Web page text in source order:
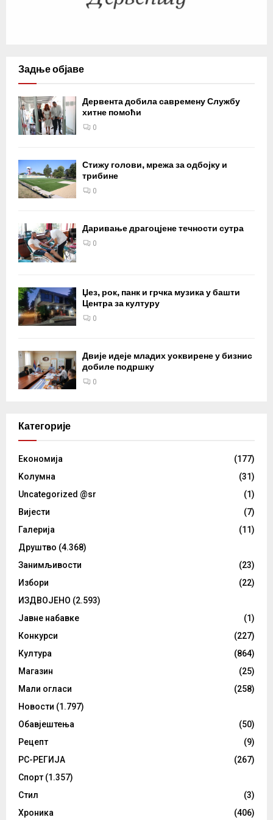
Задње објаве
Дервента добила савремену Службу
хитне помоћи
0
Стижу голови, мрежа за одбојку и
трибине
0
Даривање драгоцјене течности сутра
0
Џез, рок, панк и грчка музика у башти
Центра за културу
0
Двије идеје младих уоквирене у бизнис
добиле подршку
0
Категорије
Eкономија
(177)
Kолумнa
(31)
Uncategorized @sr
(1)
Вијести
(7)
Галерија
(11)
Друштво (4.368)
Занимљивости
(23)
Избори
(22)
ИЗДВОЈЕНО (2.593)
Јавне набавке
(1)
Конкурси
(227)
Култура
(864)
Магазин
(25)
Мали огласи
(258)
Новости (1.797)
Обавјештења
(50)
Рецепт
(9)
РС-РЕГИЈА
(267)
Спорт (1.357)
Стил
(3)
Хроника
(406)